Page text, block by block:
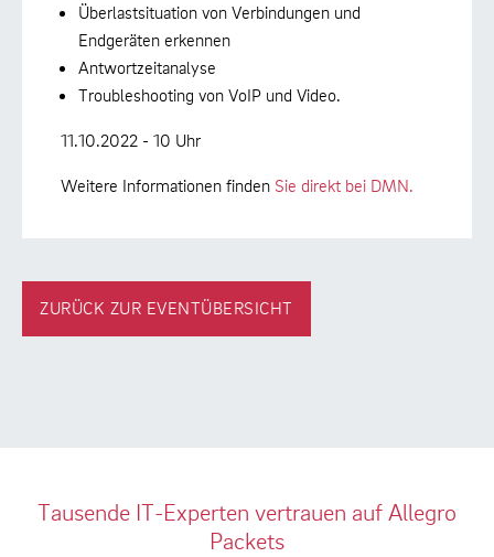
Überlastsituation von Verbindungen und
Endgeräten erkennen
Antwortzeitanalyse
Troubleshooting von VoIP und Video.
11.10.2022 - 10 Uhr
Weitere Informationen finden Sie direkt bei DMN.
ZURÜCK ZUR EVENTÜBERSICHT
Tausende IT-Experten vertrauen auf Allegro
Packets